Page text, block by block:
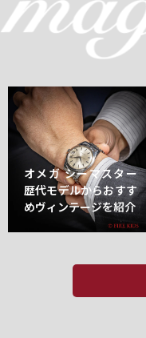
オメガ シーマスター
歴代モデルからおすす
めヴィンテージを紹介